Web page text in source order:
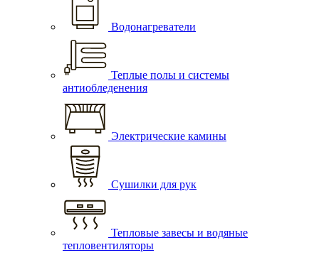
Водонагреватели
Теплые полы и системы
антиобледенения
Электрические камины
Сушилки для рук
Тепловые завесы и водяные
тепловентиляторы